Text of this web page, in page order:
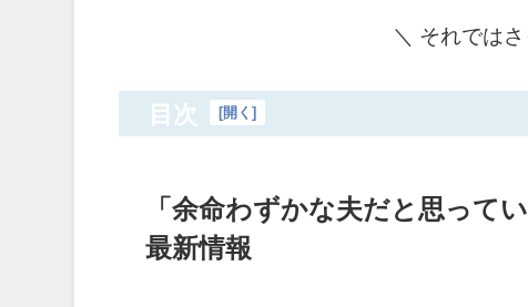
＼ それでは
目次 [開く]
「余命わずかな夫だと思って
最新情報